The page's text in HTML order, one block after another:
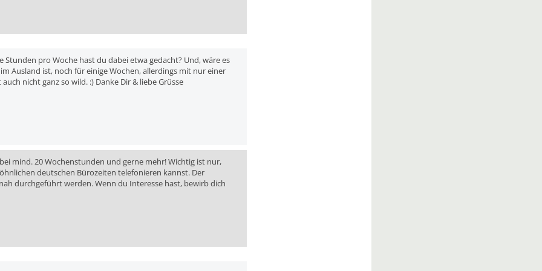
Stunden pro Woche hast du dabei etwa gedacht? Und, wäre es
Ausland ist, noch für einige Wochen, allerdings mit nur einer
nicht ganz so wild. :) Danke Dir & liebe Grüsse
mind. 20 Wochenstunden und gerne mehr! Wichtig ist nur,
deutschen Bürozeiten telefonieren kannst. Der
durchgeführt werden. Wenn du Interesse hast, bewirb dich